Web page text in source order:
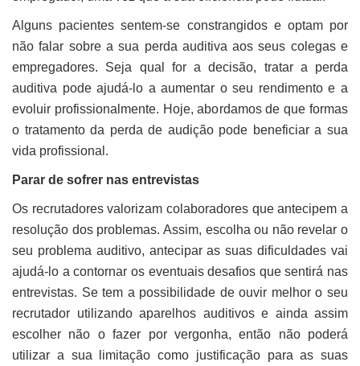
Alguns pacientes sentem-se constrangidos e optam por
não falar sobre a sua perda auditiva aos seus colegas e
empregadores. Seja qual for a decisão, tratar a perda
auditiva pode ajudá-lo a aumentar o seu rendimento e a
evoluir profissionalmente. Hoje, abordamos de que formas
o tratamento da perda de audição pode beneficiar a sua
vida profissional.
Parar de sofrer nas entrevistas
Os recrutadores valorizam colaboradores que antecipem a
resolução dos problemas. Assim, escolha ou não revelar o
seu problema auditivo, antecipar as suas dificuldades vai
ajudá-lo a contornar os eventuais desafios que sentirá nas
entrevistas. Se tem a possibilidade de ouvir melhor o seu
recrutador utilizando aparelhos auditivos e ainda assim
escolher não o fazer por vergonha, então não poderá
utilizar a sua limitação como justificação para as suas